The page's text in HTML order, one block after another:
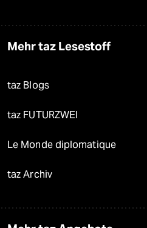
Mehr taz Lesestoff
taz Blogs
taz FUTURZWEI
Le Monde diplomatique
taz Archiv